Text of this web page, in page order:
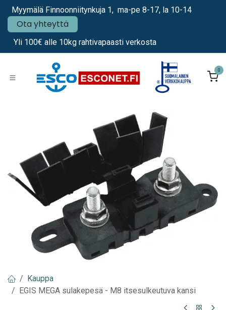
Siirry sisältöön
Myymälä Finnoonniitynkuja 1, ma-pe 8-17, la 10-14
Ota yhteyttä
Yli 100€ alle 10kg rahtivapaasti verkosta
0
Kauppa
EGIS MEGA sulakepesä - M8 itsesulkeutuva kansi